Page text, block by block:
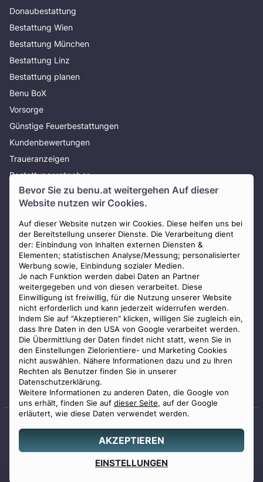
Bevor Sie zu benu.at weitergehen Auf dieser
Website nutzen wir Cookies.
Auf dieser Website nutzen wir Cookies. Diese helfen uns bei
der Bereitstellung unserer Dienste. Die Verarbeitung dient
der: Einbindung von Inhalten externen Diensten &
Elementen; statistischen Analyse/Messung; personalisierter
Werbung sowie, Einbindung sozialer Medien.
Je nach Funktion werden dabei Daten an Partner
weitergegeben und von diesen verarbeitet. Diese
Einwilligung ist freiwillig, für die Nutzung unserer Website
nicht erforderlich und kann jederzeit widerrufen werden.
Indem Sie auf "Akzeptieren" klicken, willigen Sie zugleich ein,
dass Ihre Daten in den USA von Google verarbeitet werden.
Die Übermittlung der Daten findet nicht statt, wenn Sie in
den Einstellungen Zielorientiere- und Marketing Cookies
nicht auswählen. Nähere Informationen dazu und zu Ihren
Rechten als Benutzer finden Sie in unserer
Datenschutzerklärung.
Weitere Informationen zu anderen Daten, die Google von
uns erhält, finden Sie auf dieser Seite, auf der Google
erläutert, wie diese Daten verwendet werden.
AKZEPTIEREN
EINSTELLUNGEN
0800 88 44 04
erstellen
Donaubestattung
Bestattung Wien
Bestattung München
Bestattung Linz
Bestattung planen
Benu BoX
Vorsorge
Günstige Feuerbestattungen
Kundenbewertungen
Traueranzeigen
Bestattungsratgeber
Über uns
Presse
AGB
Impressum
Datenschutz
Widerrufsbelehrung
Zahlungsmöglichkeiten
Staatlich geprüfter
© 2026 Benu GmbH. Alle Rechte vorbehalten.